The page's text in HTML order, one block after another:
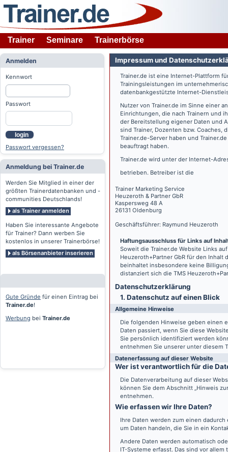
Trainer Seminare Trainerbörse
Anmelden
Kennwort
Passwort
login
Passwort vergessen?
Anmeldung bei Trainer.de
Werden Sie Mitglied in einer der
größten Trainerdatenbanken und -
communities Deutschlands!
als Trainer anmelden
Haben Sie interessante Angebote
für Trainer? Dann werben Sie
kostenlos in unserer Trainerbörse!
als Börsenanbieter inserieren
Gute Gründe für einen Eintrag bei
Trainer.de!
Werbung bei Trainer.de
Impressum und
Trainer.de ist eine Internet-Plattform
Trainingsleistungen im
datenbankgestützte Internet-
Nutzer von Trainer.de im Sinne einer
Einrichtungen, die nach Trainern und
der Bereitstellung eigener Daten und
sind Trainer, Dozenten bzw.
Trainer.de-Server haben und Trainer.de
beauftragt haben.
Trainer.de wird unter der Internet-
betrieben. Betreiber ist die
Trainer Marketing Service
Heuzeroth & Partner GbR
Kaspersweg 48 A
26131 Oldenburg
Geschäftsführer: Raymund Heuzeroth
Haftungsausschluss für Links auf
Soweit die Trainer.de Website Links
Heuzeroth+Partner GbR für den Inhalt
beinhaltet insbesondere keine
distanziert sich die TMS
Datenschutz­erklärung
1. Datenschutz auf einen Blick
Allgemeine Hinweise
Die folgenden Hinweise geben einen
Daten passiert, wenn Sie diese
Sie persönlich identifiziert werden
entnehmen Sie unserer unter diesem
Datenerfassung auf dieser Website
Wer ist verantwortlich für die
Die Datenverarbeitung auf dieser
können Sie dem Abschnitt „Hinweis
entnehmen.
Wie erfassen wir Ihre Daten?
Ihre Daten werden zum einen
um Daten handeln, die Sie in ein
Andere Daten werden automatisch
IT-Systeme erfasst. Das sind vor